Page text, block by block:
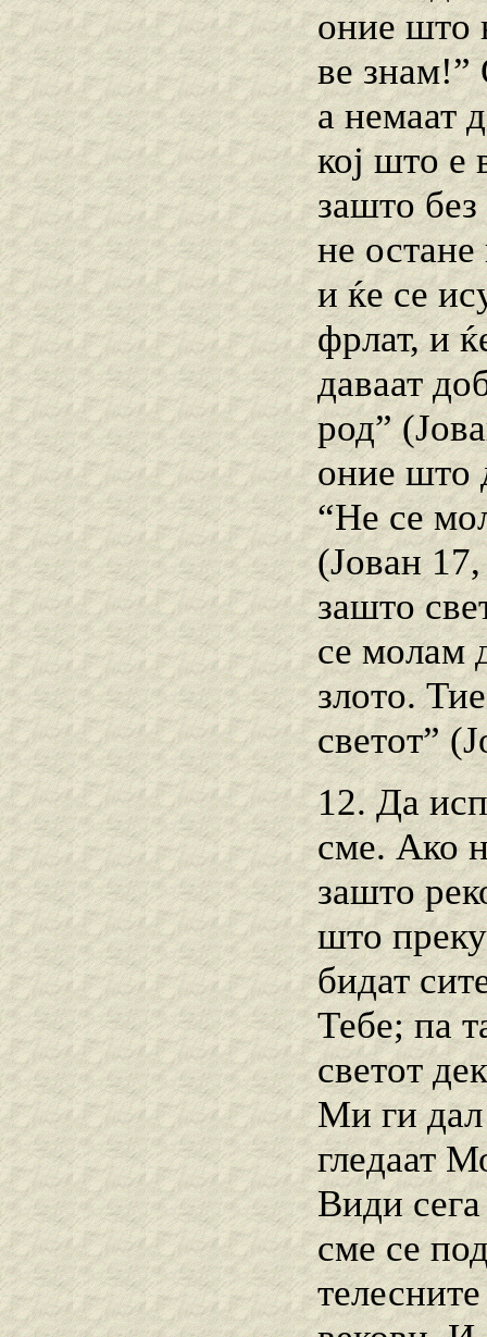
оние што
ве знам!”
а немаат
кој што е
зашто
не
и ќе се
фрлат, и
даваат
род”
оние што
“Не се
(Јован
зашто
се молам
злото.
светот”
12. Да
сме. Ако
зашто
што
бидат
Тебе; па
светот
Ми ги дал
гледаат
Види
сме се